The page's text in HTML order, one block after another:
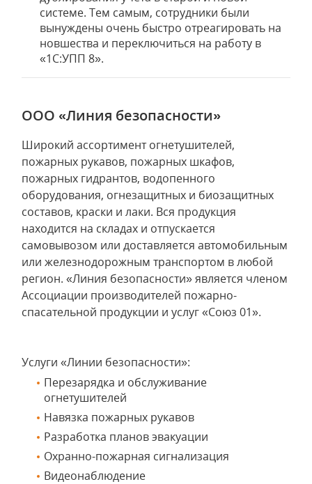
системе. Тем самым, сотрудники были
вынуждены очень быстро отреагировать на
новшества и переключиться на работу в
«1С:УПП 8».
ООО «Линия безопасности»
Широкий ассортимент огнетушителей,
пожарных рукавов, пожарных шкафов,
пожарных гидрантов, водопенного
оборудования, огнезащитных и биозащитных
составов, краски и лаки. Вся продукция
находится на складах и отпускается
самовывозом или доставляется автомобильным
или железнодорожным транспортом в любой
регион. «Линия безопасности» является членом
Ассоциации производителей пожарно-
спасательной продукции и услуг «Союз 01».
Услуги «Линии безопасности»:
Перезарядка и обслуживание
огнетушителей
Навязка пожарных рукавов
Разработка планов эвакуации
Охранно-пожарная сигнализация
Видеонаблюдение